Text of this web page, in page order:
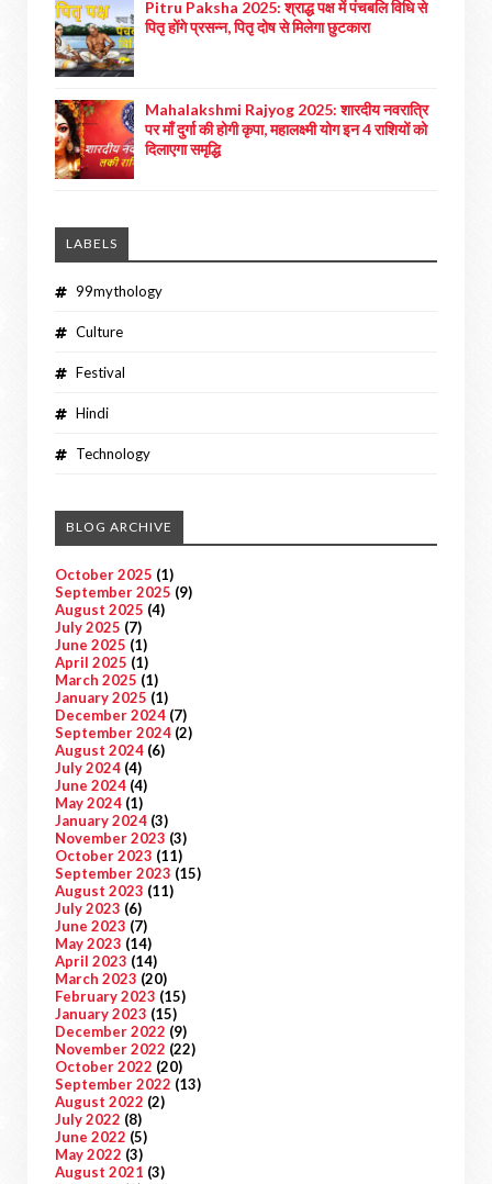
Pitru Paksha 2025: श्राद्ध पक्ष में पंचबलि विधि से
पितृ होंगे प्रसन्न, पितृ दोष से मिलेगा छुटकारा
Mahalakshmi Rajyog 2025: शारदीय नवरात्रि
पर माँ दुर्गा की होगी कृपा, महालक्ष्मी योग इन 4 राशियों को
दिलाएगा समृद्धि
LABELS
99mythology
Culture
Festival
Hindi
Technology
BLOG ARCHIVE
October 2025 (1)
September 2025 (9)
August 2025 (4)
July 2025 (7)
June 2025 (1)
April 2025 (1)
March 2025 (1)
January 2025 (1)
December 2024 (7)
September 2024 (2)
August 2024 (6)
July 2024 (4)
June 2024 (4)
May 2024 (1)
January 2024 (3)
November 2023 (3)
October 2023 (11)
September 2023 (15)
August 2023 (11)
July 2023 (6)
June 2023 (7)
May 2023 (14)
April 2023 (14)
March 2023 (20)
February 2023 (15)
January 2023 (15)
December 2022 (9)
November 2022 (22)
October 2022 (20)
September 2022 (13)
August 2022 (2)
July 2022 (8)
June 2022 (5)
May 2022 (3)
August 2021 (3)